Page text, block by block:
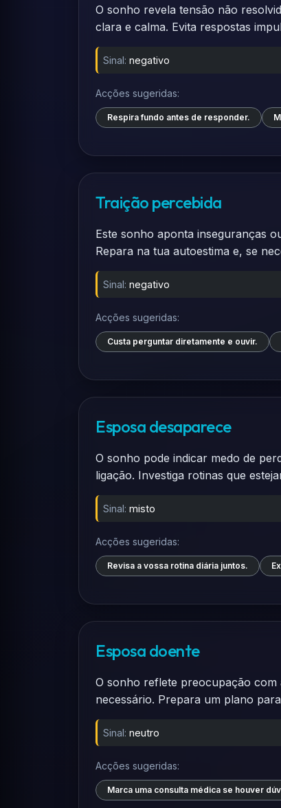
O sonho revela tensão não
clara e calma. Evita respostas
Sinal: negativo
Acções sugeridas:
Respira fundo antes de responder.
Traição percebida
Este sonho aponta inseguranças
Repara na tua autoestima e, se
Sinal: negativo
Acções sugeridas:
Custa perguntar diretamente e ouvir.
Esposa desaparece
O sonho pode indicar medo de
ligação. Investiga rotinas que
Sinal: misto
Acções sugeridas:
Revisa a vossa rotina diária juntos.
Esposa doente
O sonho reflete preocupação com
necessário. Prepara um plano
Sinal: neutro
Acções sugeridas:
Marca uma consulta médica se houver